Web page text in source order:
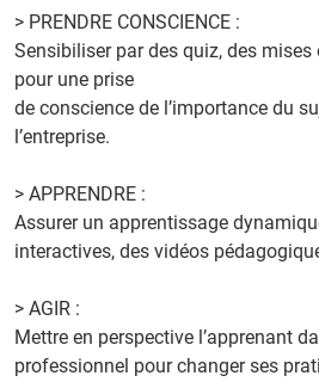
> PRENDRE CONSCIENCE :
Sensibiliser par des quiz, des
pour une prise
de conscience de l’importance du
l’entreprise.
> APPRENDRE :
Assurer un apprentissage
interactives, des vidéos
> AGIR :
Mettre en perspective l’apprenant
professionnel pour changer ses